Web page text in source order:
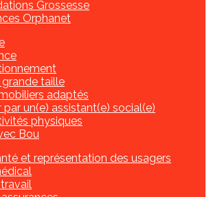
Grossesse
Orphanet
grande taille
adaptés
par un(e) assistant(e) social(e)
physiques
Bou
et représentation des usagers